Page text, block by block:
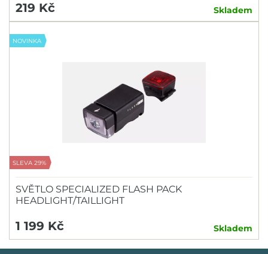
219 Kč Skladem
NOVINKA
SLEVA 29%
SVĚTLO SPECIALIZED FLASH PACK
HEADLIGHT/TAILLIGHT
1 199 Kč Skladem